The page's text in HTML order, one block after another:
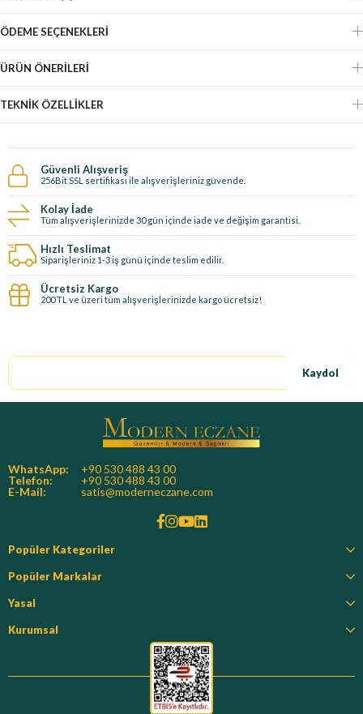
ÖDEME SEÇENEKLERI
ÜRÜN ÖNERILERI
TEKNIK ÖZELLIKLER
Güvenli Alışveriş
256Bit SSL sertifikası ile alışverişleriniz güvende.
Kolay İade
Tüm alışverişlerinizde 30 gün içinde iade ve değişim garantisi.
Hızlı Teslimat
Siparişleriniz 1-3 iş günü içinde teslim edilir.
Ücretsiz Kargo
200 TL ve üzeri tüm alışverişlerinizde kargo ücretsiz!
Kaydol
WhatsApp:
+90 530 488 43 00
Telefon:
+90 530 488 43 00
E-Mail:
satis@moderneczane.com
Popüler Kategoriler
Popüler Markalar
Yasal
Kurumsal